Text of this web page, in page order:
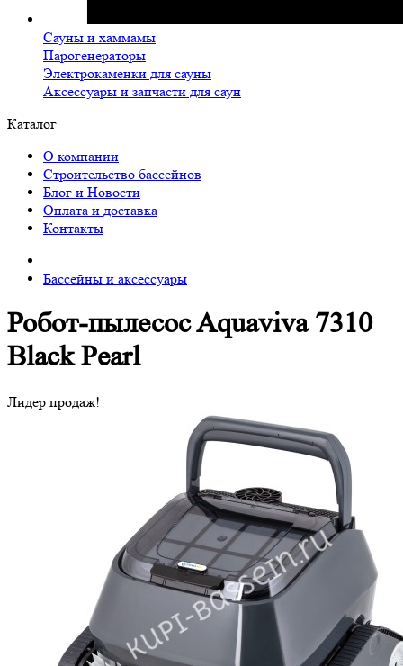
Сауны и хаммамы
Парогенераторы
Электрокаменки для сауны
Аксессуары и запчасти для саун
Каталог
О компании
Строительство бассейнов
Блог и Новости
Оплата и доставка
Контакты
Бассейны и аксессуары
Робот-пылесоc Aquaviva 7310
Black Pearl
Лидер продаж!